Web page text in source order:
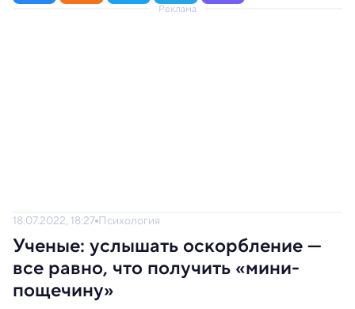
Реклама
18.07.2022, 18:27 Психология
Ученые: услышать оскорбление —
все равно, что получить «мини-
пощечину»